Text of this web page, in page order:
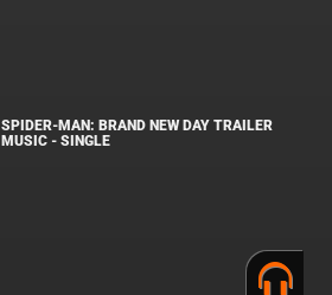
SPIDER-MAN: BRAND NEW DAY TRAILER
MUSIC - SINGLE